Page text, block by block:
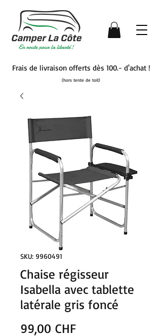
Frais de livraison offerts dès 100.- d'achat !
(hors tente de toit)
SKU: 9960491
Chaise régisseur
Isabella avec tablette
latérale gris foncé
99,00 CHFPrezzo